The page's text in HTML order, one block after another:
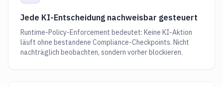
Jede KI-Entscheidung nachweisbar gesteuert
Runtime-Policy-Enforcement bedeutet: Keine KI-Aktion
läuft ohne bestandene Compliance-Checkpoints. Nicht
nachträglich beobachten, sondern vorher blockieren.